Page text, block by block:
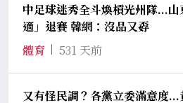
中足球迷秀全斗煥槓光州隊...
適」退賽 韓網：沒品又孬
體育
531 天前
又有怪民調？各黨立委滿意度